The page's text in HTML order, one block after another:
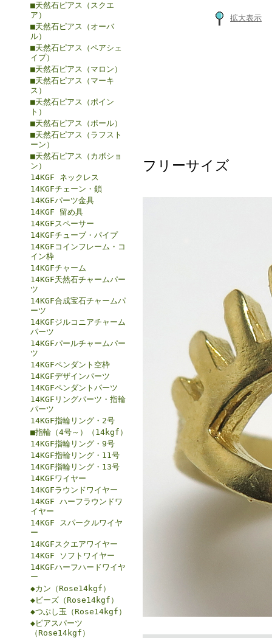
■天然石ピアス（スクエ
ア）
■天然石ピアス（オーバ
ル）
■天然石ピアス（ペアシェ
イプ）
■天然石ピアス（マロン）
■天然石ピアス（マーキ
ス）
■天然石ピアス（ポイン
ト）
■天然石ピアス（ボール）
■天然石ピアス（ラフスト
ーン）
■天然石ピアス（カボショ
ン）
14KGF ネックレス
14KGFチェーン・鎖
14KGFパーツ金具
14KGF 留め具
14KGFスペーサー
14KGFチューブ・パイプ
14KGFコインフレーム・コ
イン枠
14KGFチャーム
14KGF天然石チャームパー
ツ
14KGF合成宝石チャームパ
ーツ
14KGFジルコニアチャーム
パーツ
14KGFパールチャームパー
ツ
14KGFペンダント空枠
14KGFデザインパーツ
14KGFペンダントパーツ
14KGFリングパーツ・指輪
パーツ
14KGF指輪リング・2号
■指輪（4号～）（14kgf）
14KGF指輪リング・9号
14KGF指輪リング・11号
14KGF指輪リング・13号
14KGFワイヤー
14KGFラウンドワイヤー
14KGF ハーフラウンドワ
イヤー
14KGF スパークルワイヤ
ー
14KGFスクエアワイヤー
14KGF ソフトワイヤー
14KGFハーフハードワイヤ
ー
◆カン（Rose14kgf）
◆ビーズ（Rose14kgf）
◆つぶし玉（Rose14kgf）
◆ピアスパーツ
（Rose14kgf）
拡大表示
フリーサイズ